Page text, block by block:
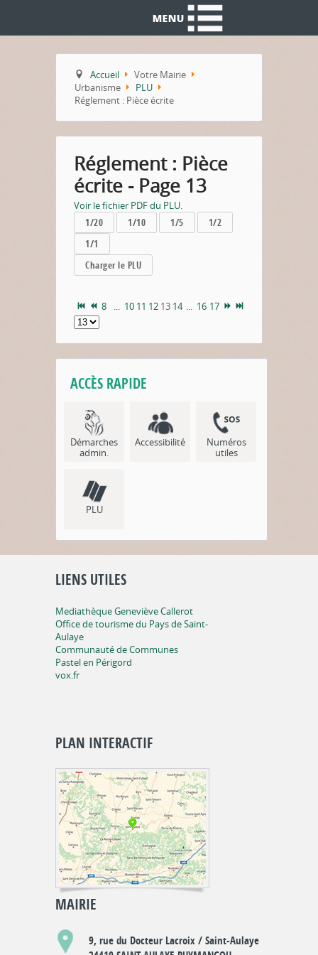
Accueil
Votre Mairie
Urbanisme
PLU
Réglement : Pièce écrite
Réglement : Pièce
écrite - Page 13
Voir le fichier PDF du PLU.
1/20
1/10 1/5
1/2
1/1
Charger le PLU
8 ... 10 11 12 13 14 ... 16 17
ACCÈS RAPIDE
Démarches
admin.
Accessibilité
Numéros
utiles
PLU
LIENS UTILES
Mediathèque Geneviève Callerot
Office de tourisme du Pays de Saint-
Aulaye
Communauté de Communes
Pastel en Périgord
vox.fr
PLAN INTERACTIF
MAIRIE
9, rue du Docteur Lacroix / Saint-Aulaye